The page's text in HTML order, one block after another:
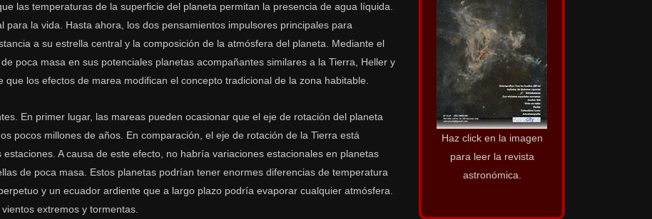
las temperaturas de la superficie del planeta permitan la presencia de agua líquida.
para la vida. Hasta ahora, los dos pensamientos impulsores principales para
a su estrella central y la composición de la atmósfera del planeta. Mediante el
poca masa en sus potenciales planetas acompañantes similares a la Tierra, Heller y
los efectos de marea modifican el concepto tradicional de la zona habitable.
En primer lugar, las mareas pueden ocasionar que el eje de rotación del planeta
pocos millones de años. En comparación, el eje de rotación de la Tierra está
A causa de este efecto, no habría variaciones estacionales en planetas
de poca masa. Estos planetas podrían tener enormes diferencias de temperatura
y un ecuador ardiente que a largo plazo podría evaporar cualquier atmósfera.
extremos y tormentas.
Haz click en la imagen
para leer la revista
astronómica.